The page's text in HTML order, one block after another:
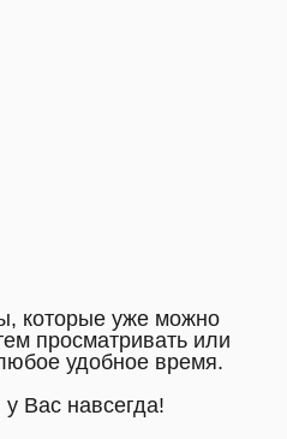
которые уже можно
просматривать или
удобное время.
у Вас навсегда!